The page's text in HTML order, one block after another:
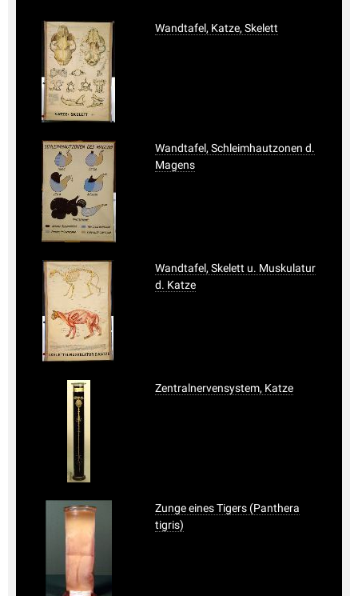
Wandtafel, Katze, Skelett
Wandtafel, Schleimhautzonen d.
Magens
Wandtafel, Skelett u. Muskulatur
d. Katze
Zentralnervensystem, Katze
Zunge eines Tigers (Panthera
tigris)